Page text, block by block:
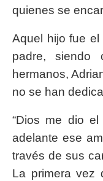
quienes se
Aquel hijo fue
padre, siendo
hermanos,
no se han
“Dios me dio
adelante ese
través de sus
La primera vez